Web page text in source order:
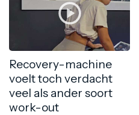
Recovery-machine
voelt toch verdacht
veel als ander soort
work-out